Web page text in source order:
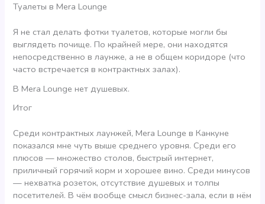
Туалеты в Mera Lounge
Я не стал делать фотки туалетов, которые могли бы
выглядеть почище. По крайней мере, они находятся
непосредственно в лаунже, а не в общем коридоре (что
часто встречается в контрактных залах).
В Mera Lounge нет душевых.
Итог
Среди контрактных лаунжей, Mera Lounge в Канкуне
показался мне чуть выше среднего уровня. Среди его
плюсов — множество столов, быстрый интернет,
приличный горячий корм и хорошее вино. Среди минусов
— нехватка розеток, отсутствие душевых и толпы
посетителей. В чём вообще смысл бизнес-зала, если в нём